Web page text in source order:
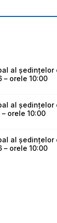
al
– orele 10:00
al ședințelor
orele 10:00
al
– orele 10:00